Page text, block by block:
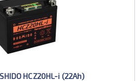
HCZ20HL-i (22Ah)